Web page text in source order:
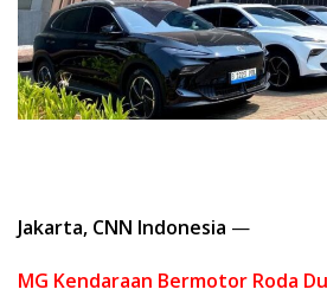
Jakarta, CNN Indonesia —
MG Kendaraan Bermotor Roda